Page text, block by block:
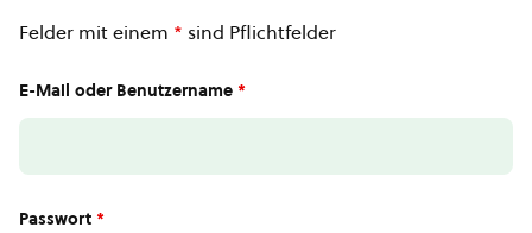
Felder mit einem * sind Pflichtfelder
E-Mail oder Benutzername *
Passwort *